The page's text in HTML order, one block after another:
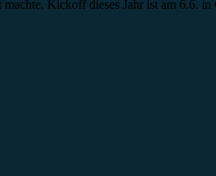
Kickoff dieses Jahr ist am 6.6.